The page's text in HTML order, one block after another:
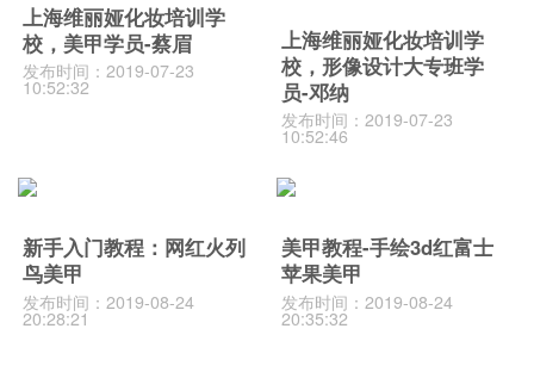
上海维丽娅化妆培训学
校，美甲学员-蔡眉
发布时间：2019-07-23
10:52:32
上海维丽娅化妆培训学
校，形像设计大专班学
员-邓纳
发布时间：2019-07-23
10:52:46
新手入门教程：网红火列
鸟美甲
发布时间：2019-08-24
20:28:21
美甲教程-手绘3d红富士
苹果美甲
发布时间：2019-08-24
20:35:32